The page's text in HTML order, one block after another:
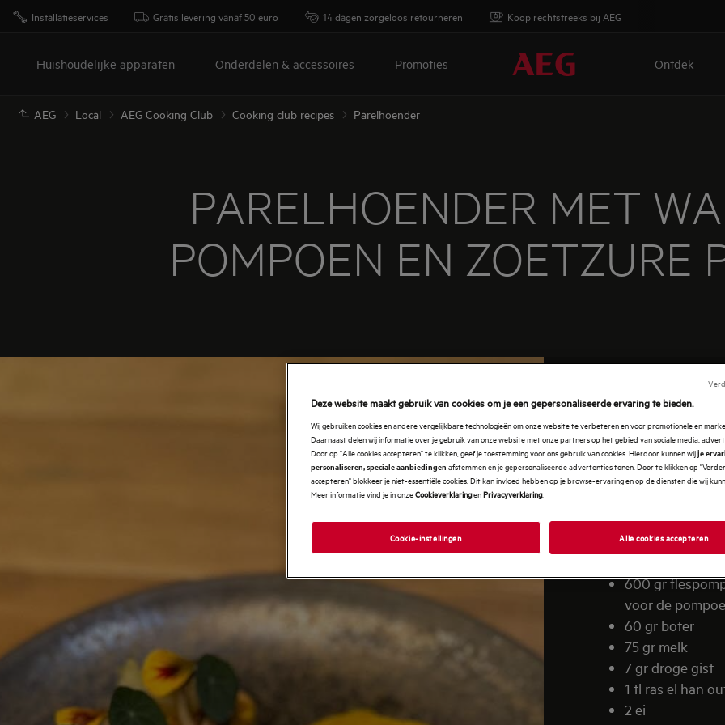
Installatieservices Gratis levering vanaf 50 euro 14 dagen zorgeloos retourneren Koop rechtstreeks bij AEG
Huishoudelijke apparaten Onderdelen & accessoires Promoties Ontdek
AEG Local AEG Cooking Club Cooking club recipes Parelhoender
PARELHOENDER MET
POMPOEN EN ZOETZURE
Sous vide
parelhoender
zout en peper
Pompoen wafel
600 gr
voor de
60 gr boter
75 gr melk
7 gr droge gist
1 tl ras el han
2 ei
Deze website maakt gebruik van cookies om je een gepersonaliseerde ervaring te bieden.
Wij gebruiken cookies en andere vergelijkbare technologieën om onze website te verbeteren en voor promotionele en
Daarnaast delen wij informatie over je gebruik van onze website met onze partners op het gebied van sociale media,
Door op "Alle cookies accepteren" te klikken, geef je toestemming voor ons gebruik van cookies. Hierdoor kunnen wijje
personaliseren, speciale aanbiedingen afstemmen en je gepersonaliseerde advertenties tonen. Door te klikken op
accepteren" blokkeer je niet-essentiële cookies. Dit kan invloed hebben op je browse-ervaring en op de diensten die wij
Meer informatie vind je in onzeCookieverklaringenPrivacyverklaring.
Cookie-instellingen Alle cookies accepteren